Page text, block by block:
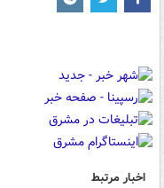
اخبار مرتبط